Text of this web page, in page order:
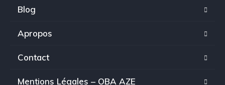
Blog
Apropos
Contact
Mentions Légales – OBA AZE